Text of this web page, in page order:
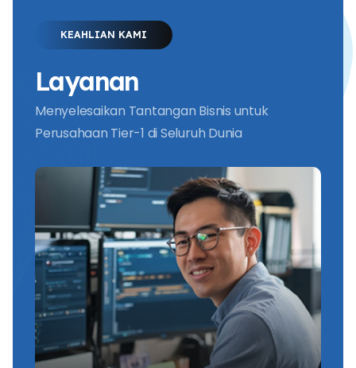
KEAHLIAN KAMI
Layanan
Menyelesaikan Tantangan Bisnis untuk
Perusahaan Tier-1 di Seluruh Dunia